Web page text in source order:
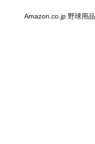
Amazon.co.jp 野球用品